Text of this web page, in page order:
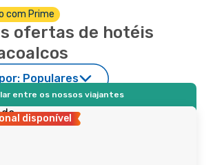
com Prime
ofertas de hotéis
Populares
entre os nossos viajantes
disponível